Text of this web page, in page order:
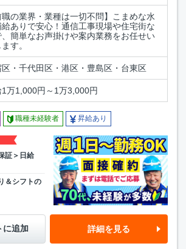
職の業界・業種は一切不問】こまめな水
給ありで安心！通信工事現場や住宅街な
、簡単なお声掛けや案内業務をお任せい
す。
区・千代田区・港区・豊島区・台東区
1万1,000円～1万3,000円
職種未経験者 昇給あり
証＞日給
＆シフトの
に追加 詳細を見る